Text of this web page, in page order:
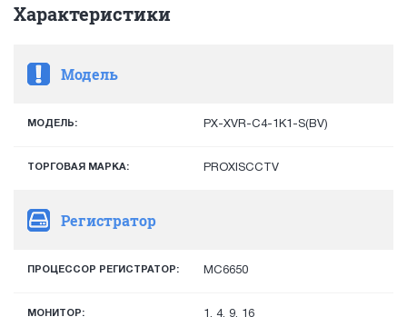
Характеристики
Модель
МОДЕЛЬ: PX-XVR-C4-1K1-S(BV)
ТОРГОВАЯ МАРКА: PROXISCCTV
Регистратор
ПРОЦЕССОР РЕГИСТРАТОР: MC6650
МОНИТОР: 1, 4, 9, 16